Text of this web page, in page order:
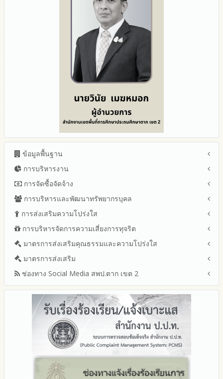
ข้อมูลพื้นฐาน
โครงสร้าง หน้าที่และอำนาจ
ข้อมูลผู้บริหาร
ข้อมูลการติดต่อและ ช่องทางการสอบถาม
นโยบายคุ้มครองข้อมูลส่วนบุคคล
ข่าวประชาสัมพันธ์
ข่าวสารพัฒนาสำนักงานเกี่ยวข้องกับแนวทางส่งเสริมความ
การบริหารงาน
แผนยุทธศาสตร์หรือแผนพัฒนาสำนักงานเขตพื้นที่การศึกษา
แผนและความก้าวหน้าในการดำเนินงานและการใช้งบประมาณ
ปีงบประมาณ 2569
ปีงบประมาณ 2568
ปีงบประมาณ 2567
ปีงบประมาณ 2566
รายงานผลการดำเนินงานประจำปี
รายงานผลปี 2568
รายงานผลปี 2567
รายงานผลปี 2566
รายงานผลปี 2565
รายงานผลปี 2564
คู่มือหรือแนวทางการปฏิบัติงานของเจ้าหน้าที่
คู่มือหรือแนวทางการขอรับบริการสำหรับผู้รับบริการหรือผู้มา
การจัดซื้อจัดจ้าง
สรุปผลการจัดซื้อจัดจ้างหรือการจัดหาพัสดุรายเดือน ประจำ
ปีงบประมาณ พ.ศ.2569 (แบบ สขร.1)
เขตพื้นที่การศึกษา ประจำปีงบประมาณ พ.ศ. 2568
การบริหารและพัฒนาทรัพยากรบุคล
หลักเกณฑ์และแผนการบริหารและพัฒนาทรัพยากรบุคลล ประจำ
ปีงบประมาณ พ.ศ.2569
รายงานผลการบริหารและพัฒนาทรัพยากรบุคคลประจำ
ปีงบประมาณ
ประมวลจริยธรรมและการขับเคลื่อนจริยธรรม
การส่งเสริมความโปร่งใส
แนวปฏิบัติการจัดการเรื่องร้องเรียนการทุจริตและประพฤติมิชอบ
ช่องทางแจ้งเรื่องร้องเรียนการทุจริตและประพฤติมิชอบ
ข้อมูลสถิติเรื่องร้องเรียนการทุจริตและประพฤติมิชอบ ประจำ
ปีงบประมาณ
การเปิดโอกาสให้มีส่วนร่วมในการดำเนินงานปีงบประมาณ
การบริหารจัดการความเสี่ยงการทุจริต
การขับเคลื่อนนโยบาย No Gift Policy จากการปฏิบัติหน้าที่และ
การเสริมสร้างรู้เกี่ยวกับหลักเกณฑ์การรับทรัพย์สินหรือประโยชน์อื่น
ใดโดยธรรมจรรยาของเจ้าพนักงานของรัฐ
การประเมินความเสี่ยงการทุจริต ในสำนักงานเขตพื้นที่การศึกษา
ประจำปีงบประมาณ
รายงานผลการดำเนินการตามแผนบริหารจัดการความเสี่ยงการ
ทุจริตของสำนักงานเขตพื้นที่การศึกษา ประจำงบประมาณ
มาตรการส่งเสริมคุณธรรมและความโปร่งใส
แผนปฏิบัติการป้องกันการทุจริตประจำปีงบประมาณ
2569
2568
2567
2566
2565
รายงานผลการดำเนินการป้องกันการทุจริตประจำปี
2568
มาตรการส่งเสริม
มาตรการเผยแพร่ข้อมูลต่อสาธารณะ
มาตรการส่งเสริมความโปร่งใสในการจัดซื้อจัดจ้าง
มาตราการจัดการเรื่องร้องเรียนการทุจริต
มาตรการป้องกันการรับสินบน
มาตรการป้องกันการขัดกันระหว่างผลประโยชน์ส่วนตนกับส่วนรวม
มาตรการตรวจสอบการใช้ดุลพินิจ
มาตราการให้ผู้มีส่วนได้ส่วนเสียมีส่วนร่วม
ช่องทาง Social Media สพป.ตาก เขต 2
Q&A / ชมเชย / เสนอแนะ
Facebook เพจ สพป.ตาก 2
Youtube ช่อง สพป.ตาก เขต 2
Youtube เรื่องเล่าข่าวตาก 2